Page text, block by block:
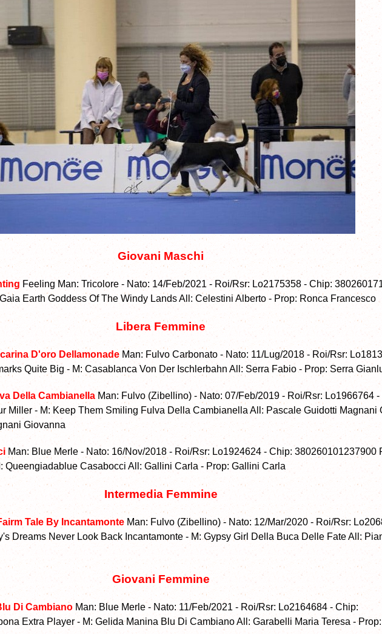
Giovani Maschi
Feeling Man: Tricolore - Nato: 14/Feb/2021 - Roi/Rsr: Lo2175358 - Chip:
Earth Goddess Of The Windy Lands All: Celestini Alberto - Prop: Ronca Francesco
Libera Femmine
D'oro Dellamonade Man: Fulvo Carbonato - Nato: 11/Lug/2018 - Roi/Rsr:
Quite Big - M: Casablanca Von Der Ischlerbahn All: Serra Fabio - Prop: Serra
Della Cambianella Man: Fulvo (Zibellino) - Nato: 07/Feb/2019 - Roi/Rsr: Lo1966764 -
Miller - M: Keep Them Smiling Fulva Della Cambianella All: Pascale Guidotti Magnani
Giovanna
Man: Blue Merle - Nato: 16/Nov/2018 - Roi/Rsr: Lo1924624 - Chip: 380260101237900
Queengiadablue Casabocci All: Gallini Carla - Prop: Gallini Carla
Intermedia Femmine
Tale By Incantamonte Man: Fulvo (Zibellino) - Nato: 12/Mar/2020 - Roi/Rsr:
Dreams Never Look Back Incantamonte - M: Gypsy Girl Della Buca Delle Fate All:
Giovani Femmine
Di Cambiano Man: Blue Merle - Nato: 11/Feb/2021 - Roi/Rsr: Lo2164684 - Chip:
Extra Player - M: Gelida Manina Blu Di Cambiano All: Garabelli Maria Teresa -